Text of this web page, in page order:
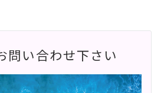
問い合わせ下さい